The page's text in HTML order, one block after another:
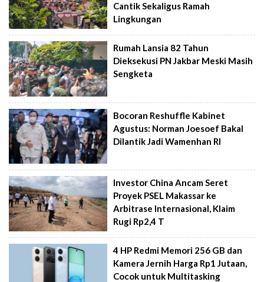
Cantik Sekaligus Ramah
Lingkungan
Rumah Lansia 82 Tahun
Dieksekusi PN Jakbar Meski Masih
Sengketa
Bocoran Reshuffle Kabinet
Agustus: Norman Joesoef Bakal
Dilantik Jadi Wamenhan RI
Investor China Ancam Seret
Proyek PSEL Makassar ke
Arbitrase Internasional, Klaim
Rugi Rp2,4 T
4 HP Redmi Memori 256 GB dan
Kamera Jernih Harga Rp1 Jutaan,
Cocok untuk Multitasking